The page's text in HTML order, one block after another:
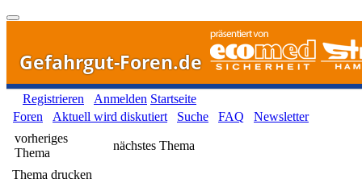
Gefahrgut-Foren.de
Registrieren Anmelden Startseite
Foren
Aktuell wird diskutiert Suche FAQ
Newsletter
vorheriges
Thema
nächstes Thema
Thema drucken